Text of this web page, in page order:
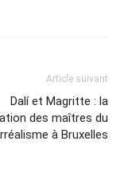
Article suivant
Dalí et Magritte : la
des maîtres du
à Bruxelles